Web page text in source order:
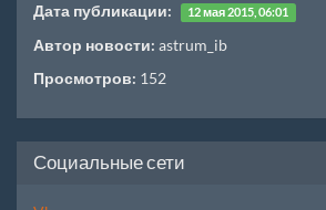
Дата публикации: 12 мая 2015, 06:01
Автор новости: astrum_ib
Просмотров: 152
Социальные сети